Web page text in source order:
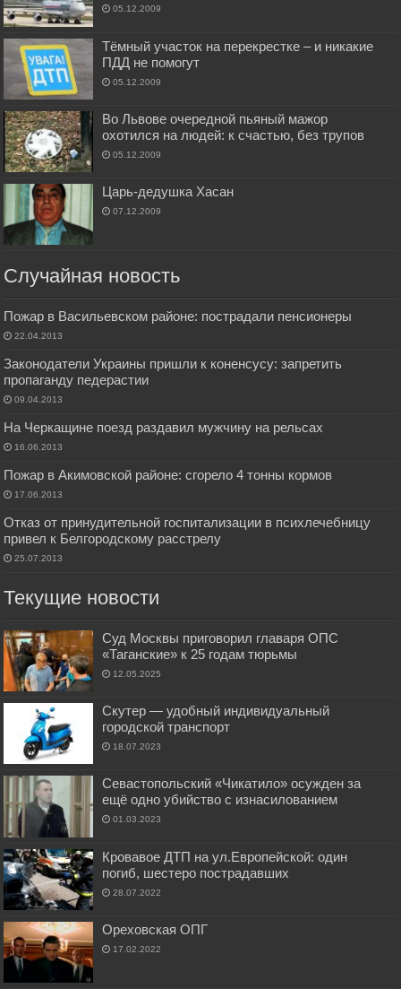
05.12.2009
Тёмный участок на перекрестке – и никакие
ПДД не помогут
05.12.2009
Во Львове очередной пьяный мажор
охотился на людей: к счастью, без трупов
05.12.2009
Царь-дедушка Хасан
07.12.2009
Случайная новость
Пожар в Васильевском районе: пострадали пенсионеры
22.04.2013
Законодатели Украины пришли к коненсусу: запретить
пропаганду педерастии
09.04.2013
На Черкащине поезд раздавил мужчину на рельсах
16.06.2013
Пожар в Акимовской районе: сгорело 4 тонны кормов
17.06.2013
Отказ от принудительной госпитализации в психлечебницу
привел к Белгородскому расстрелу
25.07.2013
Текущие новости
Суд Москвы приговорил главаря ОПС
«Таганские» к 25 годам тюрьмы
12.05.2025
Скутер — удобный индивидуальный
городской транспорт
18.07.2023
Севастопольский «Чикатило» осужден за
ещё одно убийство с изнасилованием
01.03.2023
Кровавое ДТП на ул.Европейской: один
погиб, шестеро пострадавших
28.07.2022
Ореховская ОПГ
17.02.2022